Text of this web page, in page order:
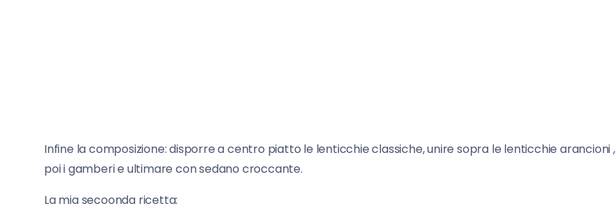
Infine la composizione: disporre a centro piatto le lenticchie classiche, unire sopra le lenticchie arancioni ,
poi i gamberi e ultimare con sedano croccante.
La mia secoonda ricetta: